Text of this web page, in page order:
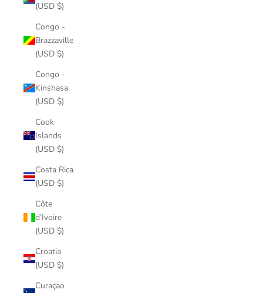
(USD $)
Congo -
Brazzaville
(USD $)
Congo -
Kinshasa
(USD $)
Cook
Islands
(USD $)
Costa Rica
(USD $)
Côte
d’Ivoire
(USD $)
Croatia
(USD $)
Curaçao